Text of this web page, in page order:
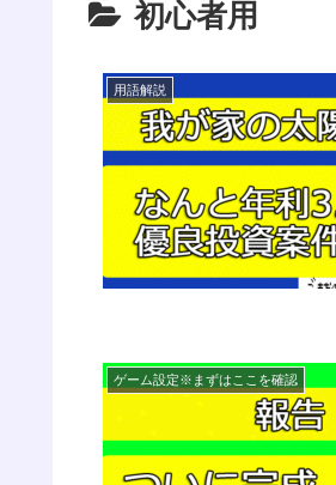
初心者用
用語解説
ゲーム設定※まずはここを確認